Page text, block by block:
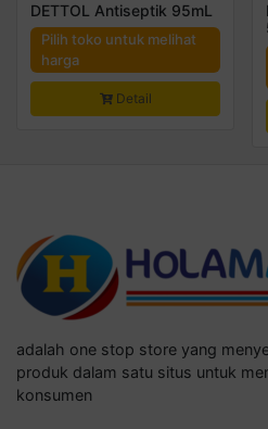
DETTOL Antiseptik 95mL
Pilih toko untuk melihat
harga
Detail
adalah one stop store yang
produk dalam satu situs untuk
konsumen